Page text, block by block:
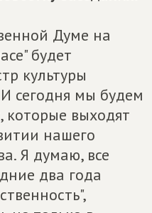
Думе на
будет
культуры
сегодня мы будем
которые выходят
нашего
Я думаю, все
два года